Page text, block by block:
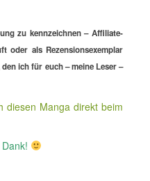
zu kennzeichnen – Affiliate-
oder als Rezensionsexemplar
ich für euch – meine Leser –
diesen Manga direkt beim